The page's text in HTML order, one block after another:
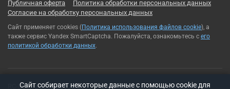
Публичная оферта
Политика обработки персональных данных
Согласие на обработку персональных данных
Сайт применяет cookies (Политика использования файлов cookie), а
также сервис Yandex SmartCaptcha. Пожалуйста, ознакомьтесь с его
политикой обработки данных.
RC-Russia 2013-2026© Все права защищены. Использование
Cайт собирает некоторые данные с помощью cookie для